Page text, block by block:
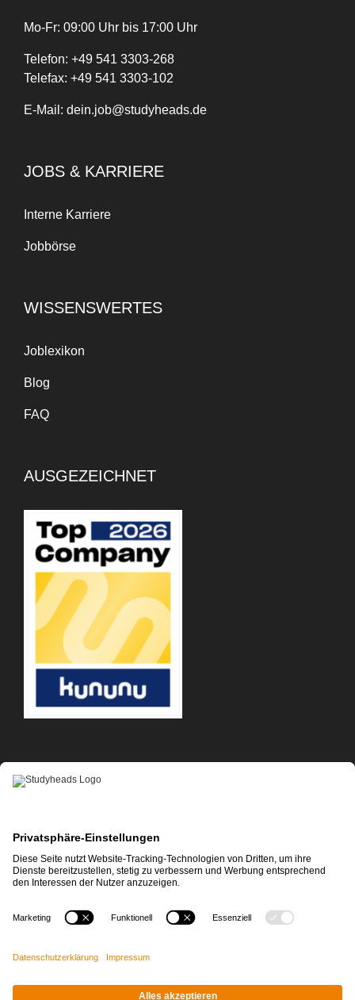
Mo-Fr: 09:00 Uhr bis 17:00 Uhr
Telefon: +49 541 3303-268
Telefax: +49 541 3303-102
E-Mail: dein.job@studyheads.de
JOBS & KARRIERE
Interne Karriere
Jobbörse
WISSENSWERTES
Joblexikon
Blog
FAQ
AUSGEZEICHNET